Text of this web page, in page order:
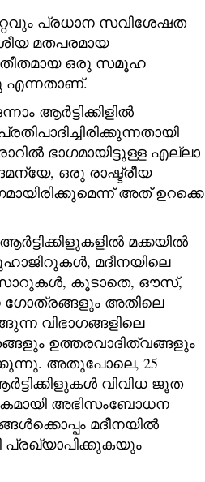
പ്രധാന സവിശേഷത
മതപരമായ
ഒരു സമൂഹ
എന്നതാണ്.
ആർട്ടിക്കിളിൽ
ഭാഗമായിട്ടുള്ള എല്ലാ
ഒരു രാഷ്ട്രീയ
അത് ഉറക്കെ
മക്കയില്‍
മദീനയിലെ
കൂടാതെ, ഔസ്,
ഗോത്രങ്ങളും അതിലെ
വിഭാഗങ്ങളിലെ
ഉത്തരവാദിത്വങ്ങളും
അതുപോലെ, 25
വിവിധ ജൂത
അഭിസംബോധന
മദീനയില്‍